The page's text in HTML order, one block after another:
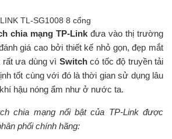
TL-SG1008 8 cổng
chia mạng TP-Link đưa vào thị trường
giá cao bởi thiết kế nhỏ gọn, đẹp mắt
rất ưa dùng vì Switchcó tốc độ truyền tải
tốt cùng với đó là thời gian sử dụng lâu
hậu nóng ẩm như ở nước ta.
chia mạng nổi bật của TP-Link được
phối chính hãng: